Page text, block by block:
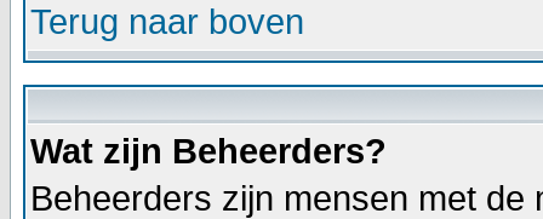
Terug naar boven
Wat zijn Beheerders?
Beheerders zijn mensen met